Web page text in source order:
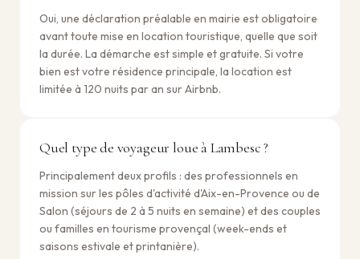
Oui, une déclaration préalable en mairie est obligatoire
avant toute mise en location touristique, quelle que soit
la durée. La démarche est simple et gratuite. Si votre
bien est votre résidence principale, la location est
limitée à 120 nuits par an sur Airbnb.
Quel type de voyageur loue à Lambesc ?
Principalement deux profils : des professionnels en
mission sur les pôles d'activité d'Aix-en-Provence ou de
Salon (séjours de 2 à 5 nuits en semaine) et des couples
ou familles en tourisme provençal (week-ends et
saisons estivale et printanière).